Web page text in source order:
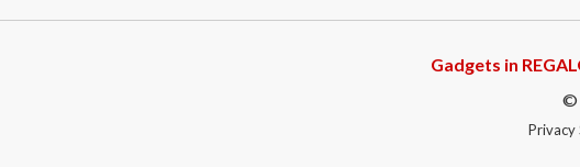
Gadgets in
©
Privacy